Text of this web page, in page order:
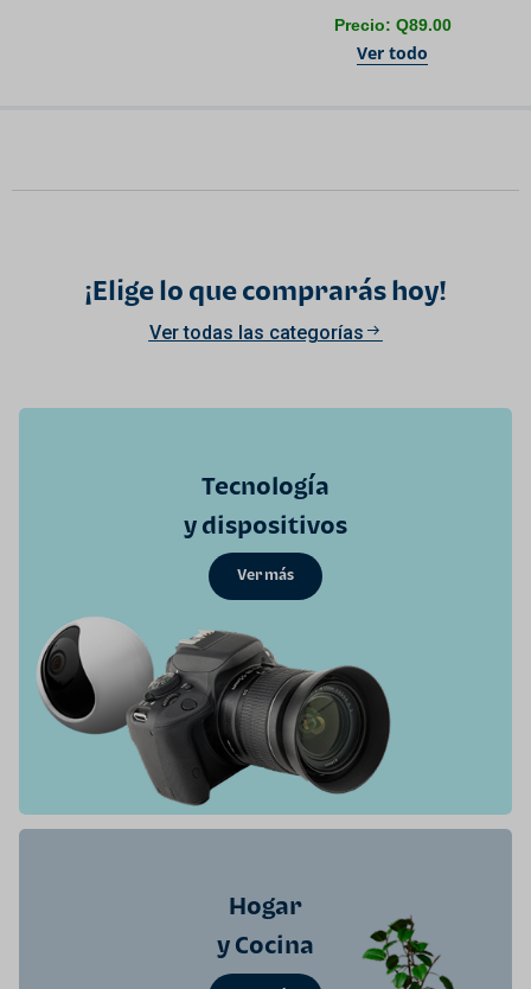
Precio: Q89.00
Ver todo
¡Elige lo que comprarás hoy!
Ver todas las categorías
Tecnología
y dispositivos
Ver más
Hogar
y Cocina